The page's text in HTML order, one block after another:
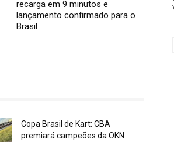
recarga em 9 minutos e
lançamento confirmado para o
Brasil
Copa Brasil de Kart: CBA
premiará campeões da OKN